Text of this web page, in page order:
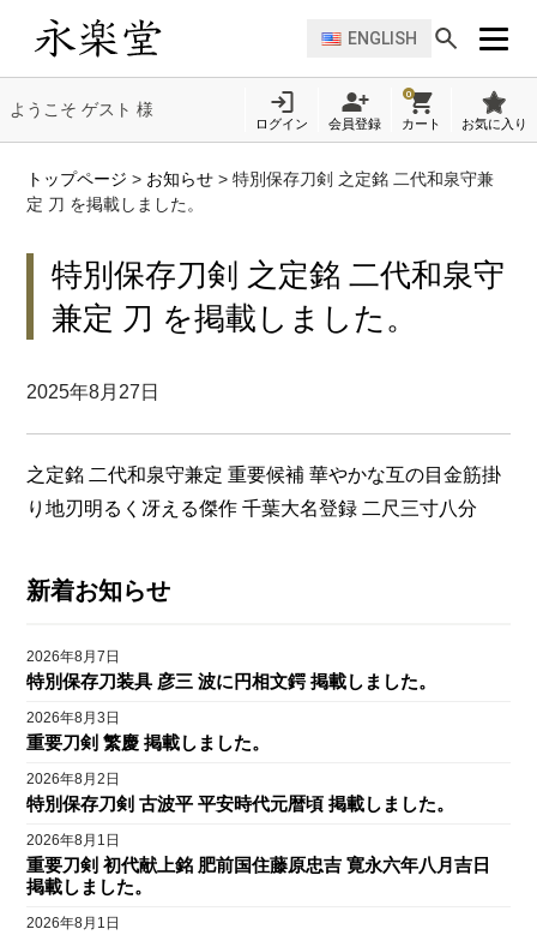
ENGLISH
ようこそ ゲスト 様
ログイン 会員登録
0
カート お気に入り
トップページ > お知らせ >特別保存刀剣 之定銘 二代和泉守兼
定 刀 を掲載しました。
特別保存刀剣 之定銘 二代和泉守
兼定 刀 を掲載しました。
2025年8月27日
之定銘 二代和泉守兼定 重要候補 華やかな互の目金筋掛
り地刃明るく冴える傑作 千葉大名登録 二尺三寸八分
新着お知らせ
2026年8月7日
特別保存刀装具 彦三 波に円相文鍔 掲載しました。
2026年8月3日
重要刀剣 繁慶 掲載しました。
2026年8月2日
特別保存刀剣 古波平 平安時代元暦頃 掲載しました。
2026年8月1日
重要刀剣 初代献上銘 肥前国住藤原忠吉 寛永六年八月吉日
掲載しました。
2026年8月1日